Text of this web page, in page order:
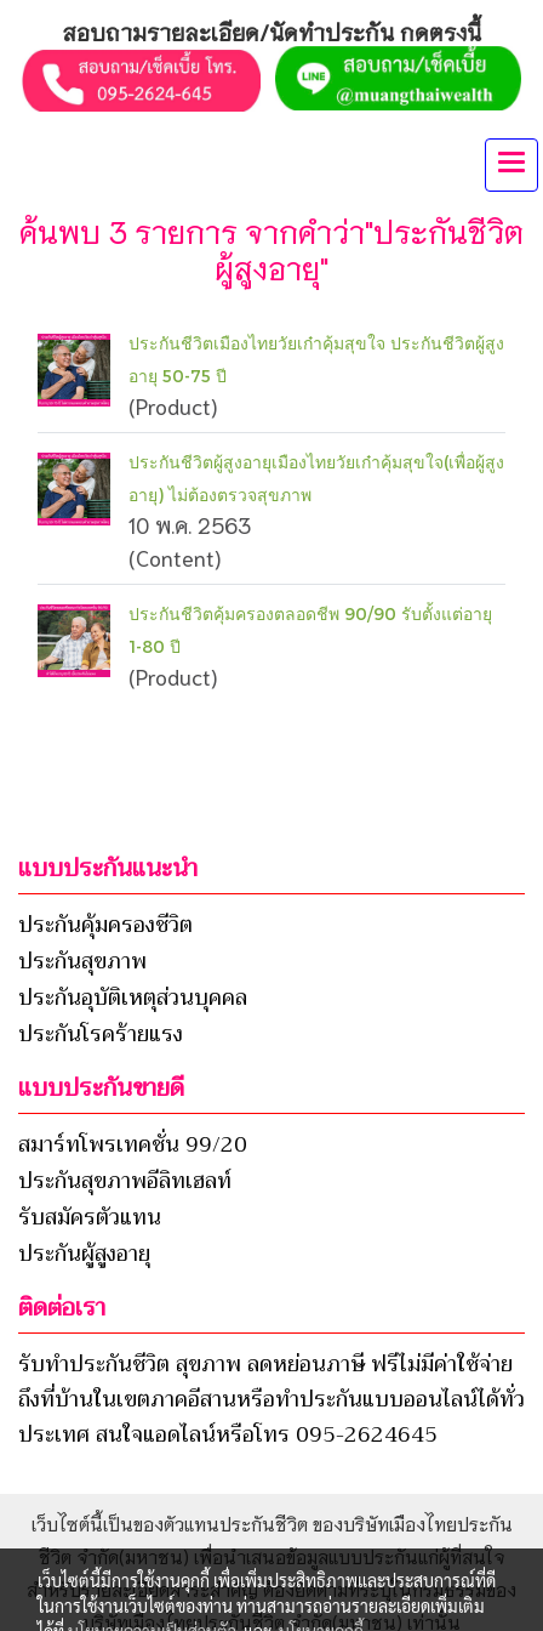
สอบถามรายละเอียด/นัดทำประกัน กดตรงนี้
ค้นพบ 3 รายการ จากคำว่า"ประกันชีวิต
ผู้สูงอายุ"
ประกันชีวิตเมืองไทยวัยเก๋าคุ้มสุขใจ ประกันชีวิตผู้สูง
อายุ 50-75 ปี
(Product)
ประกันชีวิตผู้สูงอายุเมืองไทยวัยเก๋าคุ้มสุขใจ(เพื่อผู้สูง
อายุ) ไม่ต้องตรวจสุขภาพ
10 พ.ค. 2563
(Content)
ประกันชีวิตคุ้มครองตลอดชีพ 90/90 รับตั้งแต่อายุ
1-80 ปี
(Product)
แบบประกันแนะนำ
ประกันคุ้มครองชีวิต
ประกันสุขภาพ
ประกันอุบัติเหตุส่วนบุคคล
ประกันโรคร้ายแรง
แบบประกันขายดี
สมาร์ทโพรเทคชั่น 99/20
ประกันสุขภาพอีลิทเฮลท์
รับสมัครตัวแทน
ประกันผู้สูงอายุ
ติดต่อเรา
รับทำประกันชีวิต สุขภาพ ลดหย่อนภาษี ฟรีไม่มีค่าใช้จ่าย
ถึงที่บ้านในเขตภาคอีสานหรือทำประกันแบบออนไลน์ได้ทั่ว
ประเทศ สนใจแอดไลน์หรือโทร 095-2624645
เว็บไซต์นี้เป็นของตัวแทนประกันชีวิต ของบริษัทเมืองไทยประกัน
ชีวิต จำกัด(มหาชน) เพื่อนำเสนอข้อมูลแบบประกันแก่ผู้ที่สนใจ
สำหรับรายละเอียดสาระสำคัญ ต้องยึดตามที่ระบุในกรมธรรม์ของ
บริษัทเมืองไทยประกันชีวิต จำกัด(มหาชน) เท่านั้น
เว็บไซต์นี้มีการใช้งานคุกกี้ เพื่อเพิ่มประสิทธิภาพและประสบการณ์ที่ดี
ในการใช้งานเว็บไซต์ของท่าน ท่านสามารถอ่านรายละเอียดเพิ่มเติม